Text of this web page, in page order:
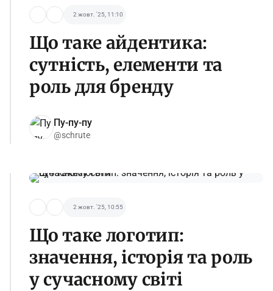
2 жовт. '25, 11:10
Що таке айдентика:
сутність, елементи та
роль для бренду
Пу-пу-пу
@schrute
2 жовт. '25, 10:55
Що таке логотип:
значення, історія та роль
у сучасному світі